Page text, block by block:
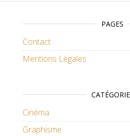
PAGES
Contact
Mentions Légales
Cinéma
Graphisme